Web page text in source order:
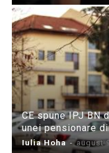
CE spune IPJ BN
unei pensionare
Iulia Hoha - august